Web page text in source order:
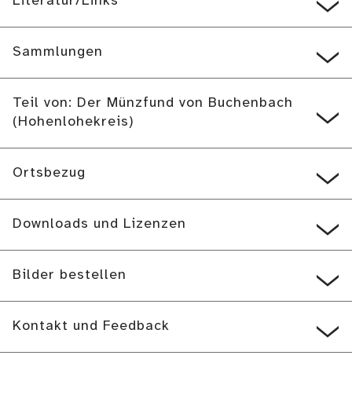
Sammlungen
Teil von: Der Münzfund von Buchenbach
(Hohenlohekreis)
Ortsbezug
Downloads und Lizenzen
Bilder bestellen
Kontakt und Feedback